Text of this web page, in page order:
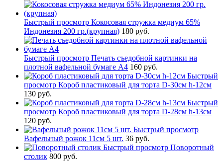
Быстрый просмотр Кокосовая стружка медиум 65%
Индонезия 200 гр.(крупная) 180 руб.
Быстрый просмотр Печать съедобной картинки на
плотной вафельной бумаге А4 160 руб.
Быстрый
просмотр Короб пластиковый для торта D-30см h-12см
130 руб.
Быстрый
просмотр Короб пластиковый для торта D-28см h-13см
120 руб.
Быстрый просмотр
Вафельный рожок 11см 5 шт. 36 руб.
Быстрый просмотр Поворотный
столик 800 руб.